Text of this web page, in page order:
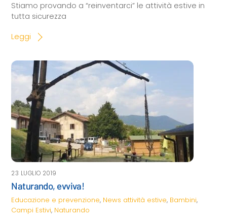
Stiamo provando a “reinventarci” le attività estive in
tutta sicurezza
Leggi
23 LUGLIO 2019
Naturando, evviva!
Educazione e prevenzione, News attività estive, Bambini,
Campi Estivi, Naturando